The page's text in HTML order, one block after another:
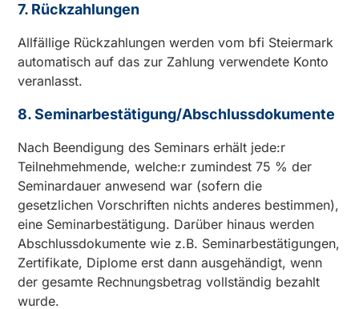
7. Rückzahlungen
Allfällige Rückzahlungen werden vom bfi Steiermark
automatisch auf das zur Zahlung verwendete Konto
veranlasst.
8. Seminarbestätigung/Abschlussdokumente
Nach Beendigung des Seminars erhält jede:r
Teilnehmehmende, welche:r zumindest 75 % der
Seminardauer anwesend war (sofern die
gesetzlichen Vorschriften nichts anderes bestimmen),
eine Seminarbestätigung. Darüber hinaus werden
Abschlussdokumente wie z.B. Seminarbestätigungen,
Zertifikate, Diplome erst dann ausgehändigt, wenn
der gesamte Rechnungsbetrag vollständig bezahlt
wurde.